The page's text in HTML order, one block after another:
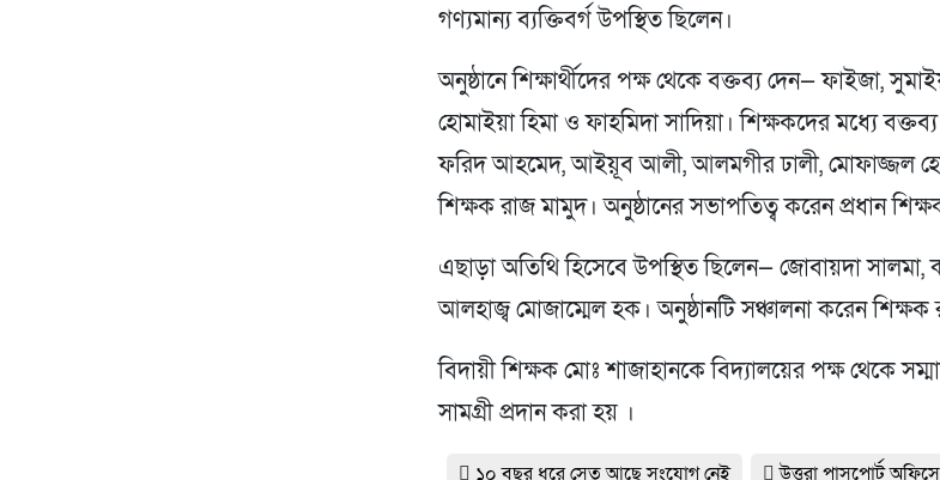
গণ্যমান্য ব্যক্তিবর্গ উপস্থিত ছিলেন।
অনুষ্ঠানে শিক্ষার্থীদের পক্ষ থেকে বক্তব্য দেন— ফাইজা,
হোমাইয়া হিমা ও ফাহমিদা সাদিয়া। শিক্ষকদের মধ্যে
ফরিদ আহমেদ, আইয়ূব আলী, আলমগীর ঢালী, মোফাজ্জল
শিক্ষক রাজ মামুদ। অনুষ্ঠানের সভাপতিত্ব করেন প্রধান
এছাড়া অতিথি হিসেবে উপস্থিত ছিলেন— জোবায়দা
আলহাজ্ব মোজাম্মেল হক। অনুষ্ঠানটি সঞ্চালনা করেন
বিদায়ী শিক্ষক মোঃ শাজাহানকে বিদ্যালয়ের পক্ষ থেকে
সামগ্রী প্রদান করা হয় ।
১০ বছর ধরে সেতু আছে সংযোগ নেই
উত্তরা পাসপোর্ট